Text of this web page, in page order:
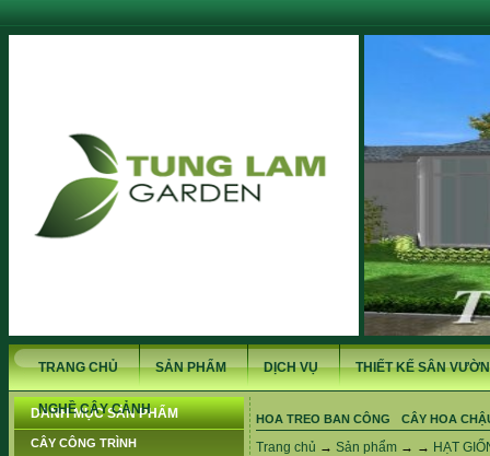
TRANG CHỦ SẢN PHẨM DỊCH VỤ THIẾT KẾ SÂN VƯỜN
NGHỀ CÂY CẢNH
DANH MỤC SẢN PHẨM
CÂY CÔNG TRÌNH
HOA TREO BAN CÔNG CÂY HOA
Trang chủ → Sản phẩm → → HẠT